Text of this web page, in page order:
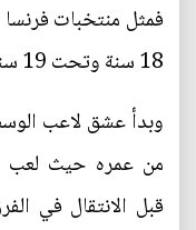
18 سنة وتحت 19 سنة وتحت 20 سنة.
وبدأ عشق لاعب